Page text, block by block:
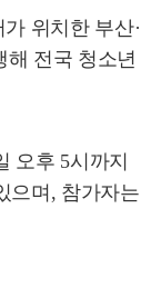
위치한 부산·
해 전국 청소년
오후 5시까지
으며, 참가자는